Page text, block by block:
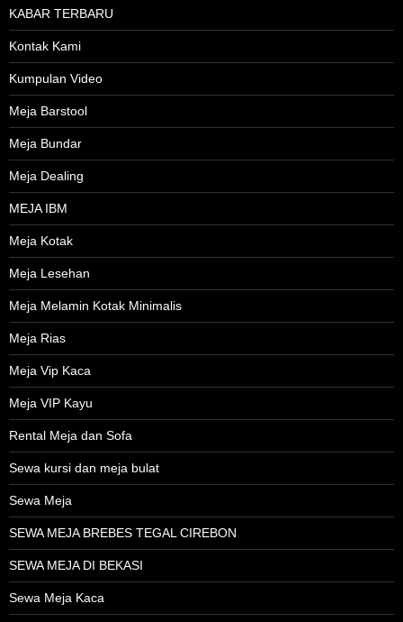
KABAR TERBARU
Kontak Kami
Kumpulan Video
Meja Barstool
Meja Bundar
Meja Dealing
MEJA IBM
Meja Kotak
Meja Lesehan
Meja Melamin Kotak Minimalis
Meja Rias
Meja Vip Kaca
Meja VIP Kayu
Rental Meja dan Sofa
Sewa kursi dan meja bulat
Sewa Meja
SEWA MEJA BREBES TEGAL CIREBON
SEWA MEJA DI BEKASI
Sewa Meja Kaca